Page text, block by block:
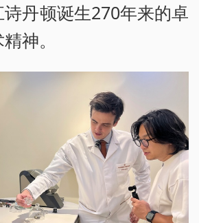
丹顿诞生270年来的卓
神。